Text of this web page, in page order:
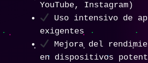
YouTube, Instagram)
Uso intensivo de
exigentes
Mejora del
en dispositivos